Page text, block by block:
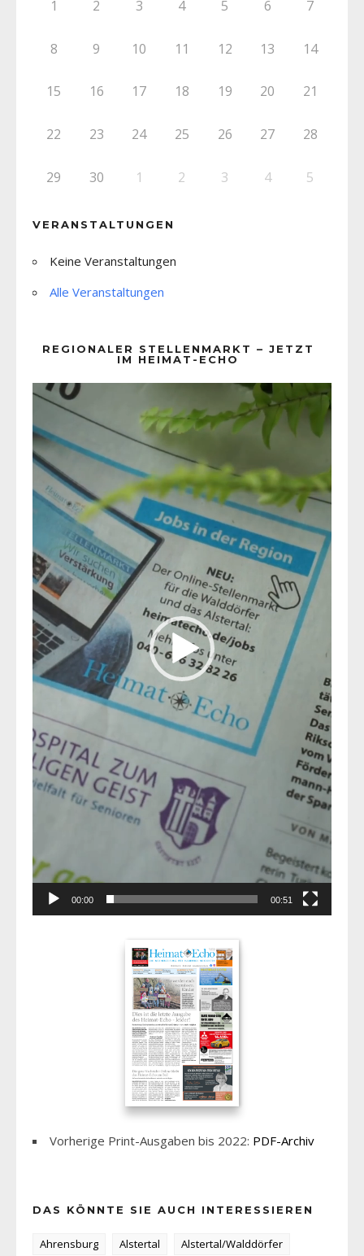
1 2 3 4 5 6 7
8 9 10 11 12 13 14
15 16 17 18 19 20 21
22 23 24 25 26 27 28
29 30 1 2 3 4 5
VERANSTALTUNGEN
Keine Veranstaltungen
Alle Veranstaltungen
REGIONALER STELLENMARKT – JETZT
IM HEIMAT-ECHO
Player
00:00 00:51
Vorherige Print-Ausgaben bis 2022: PDF-Archiv
DAS KÖNNTE SIE AUCH INTERESSIEREN
Ahrensburg Alstertal
Alstertal/Walddörfer